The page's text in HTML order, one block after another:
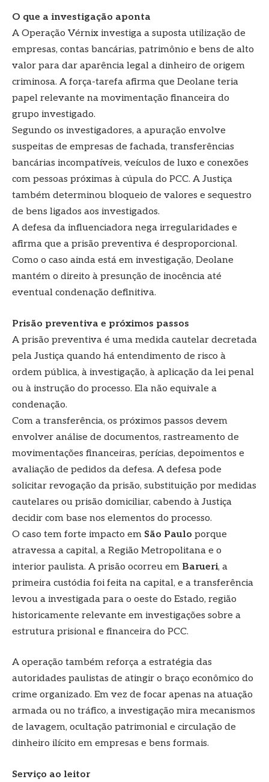
O que a investigação aponta
A Operação Vérnix investiga a suposta utilização de
empresas, contas bancárias, patrimônio e bens de alto
valor para dar aparência legal a dinheiro de origem
criminosa. A força-tarefa afirma que Deolane teria
papel relevante na movimentação financeira do
grupo investigado.
Segundo os investigadores, a apuração envolve
suspeitas de empresas de fachada, transferências
bancárias incompatíveis, veículos de luxo e conexões
com pessoas próximas à cúpula do PCC. A Justiça
também determinou bloqueio de valores e sequestro
de bens ligados aos investigados.
A defesa da influenciadora nega irregularidades e
afirma que a prisão preventiva é desproporcional.
Como o caso ainda está em investigação, Deolane
mantém o direito à presunção de inocência até
eventual condenação definitiva.
Prisão preventiva e próximos passos
A prisão preventiva é uma medida cautelar decretada
pela Justiça quando há entendimento de risco à
ordem pública, à investigação, à aplicação da lei penal
ou à instrução do processo. Ela não equivale a
condenação.
Com a transferência, os próximos passos devem
envolver análise de documentos, rastreamento de
movimentações financeiras, perícias, depoimentos e
avaliação de pedidos da defesa. A defesa pode
solicitar revogação da prisão, substituição por medidas
cautelares ou prisão domiciliar, cabendo à Justiça
decidir com base nos elementos do processo.
O caso tem forte impacto em São Paulo porque
atravessa a capital, a Região Metropolitana e o
interior paulista. A prisão ocorreu em Barueri, a
primeira custódia foi feita na capital, e a transferência
levou a investigada para o oeste do Estado, região
historicamente relevante em investigações sobre a
estrutura prisional e financeira do PCC.
A operação também reforça a estratégia das
autoridades paulistas de atingir o braço econômico do
crime organizado. Em vez de focar apenas na atuação
armada ou no tráfico, a investigação mira mecanismos
de lavagem, ocultação patrimonial e circulação de
dinheiro ilícito em empresas e bens formais.
Serviço ao leitor